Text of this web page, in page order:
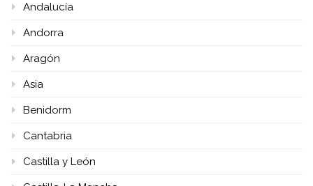
Andalucía
Andorra
Aragón
Asia
Benidorm
Cantabria
Castilla y León